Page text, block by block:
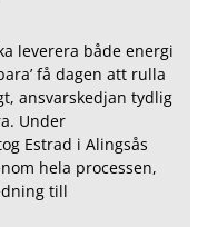
leverera både energi
få dagen att rulla
ansvarskedjan tydlig
Under
Estrad i Alingsås
hela processen,
till